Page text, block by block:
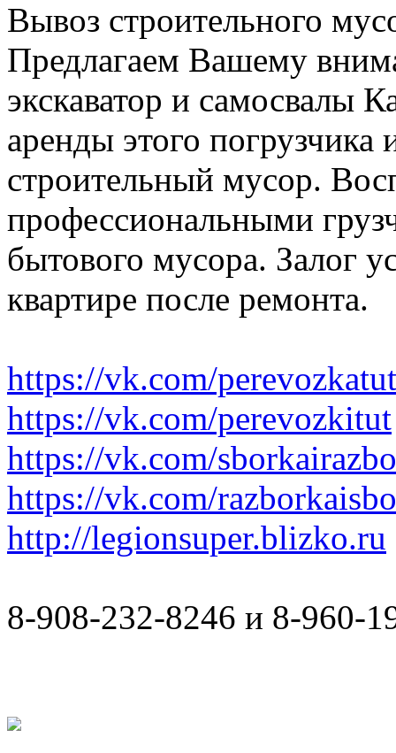
Вывоз строительного
Предлагаем Вашему
экскаватор и самосвалы
аренды этого
строительный мусор.
профессиональными
бытового мусора. Залог
квартире после ремонта.
https://vk.com/perevozkatut
https://vk.com/perevozkitut
https://vk.com/
https://vk.com/
http://legionsuper.blizko.ru
8-908-232-8246 и 8-960-